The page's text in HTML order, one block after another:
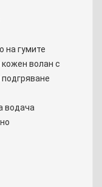
на гумите
волан с
водача